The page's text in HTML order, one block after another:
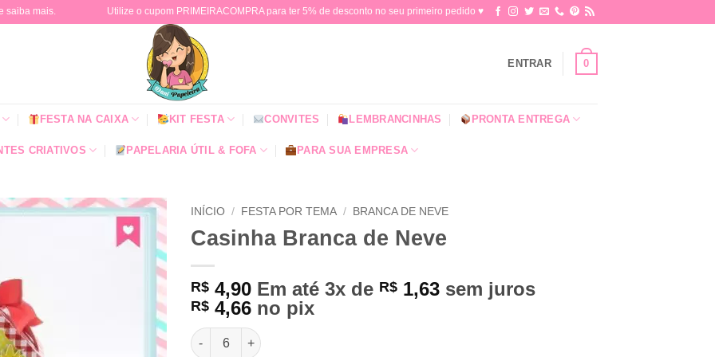
saiba mais. Utilize o cupom PRIMEIRACOMPRA para ter 5% de desconto no seu primeiro pedido ♥​
ENTRAR 0
FESTA NA CAIXA KIT FESTA CONVITES LEMBRANCINHAS PRONTA ENTREGA
CRIATIVOS PAPELARIA ÚTIL & FOFA PARA SUA EMPRESA
INÍCIO / FESTA POR TEMA / BRANCA DE NEVE
Casinha Branca de Neve
R$ 4,90 Em até 3x de R$ 1,63 sem juros
R$ 4,66 no pix
Casinha Branca de Neve quantidade